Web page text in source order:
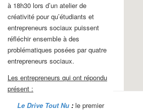
à 18h30 lors d’un atelier de
créativité pour qu’étudiants et
entrepreneurs sociaux puissent
réfléchir ensemble à des
problématiques posées par quatre
entrepreneurs sociaux.
Les entrepreneurs qui ont répondu
présent :
Le Drive Tout Nu:le premier